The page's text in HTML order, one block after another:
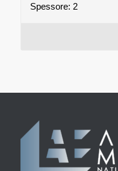
Spessore: 2